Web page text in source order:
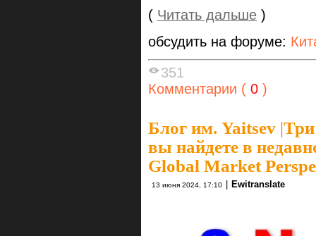
( Читать дальше )
обсудить на форуме:
351
Комментарии ( 0 )
Блог им. Yaitsev |
вы найдете в
Global Market
13 июня 2024, 17:10 Ewitranslate